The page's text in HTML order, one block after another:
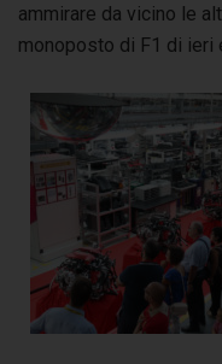
ammirare da vicino le
monoposto di F1 di ieri